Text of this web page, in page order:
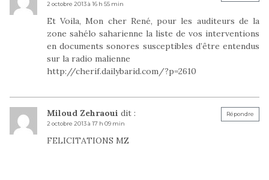
2 octobre 2013 à 16 h 55 min
Et Voila, Mon cher René, pour les auditeurs de la
zone sahélo saharienne la liste de vos interventions
en documents sonores susceptibles d’être entendus
sur la radio malienne
http://cherif.dailybarid.com/?p=2610
Miloud Zehraoui dit :
2 octobre 2013 à 17 h 09 min
FELICITATIONS MZ
Répondre